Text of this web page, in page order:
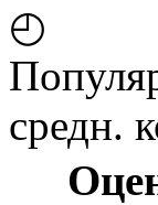
◴
средн.